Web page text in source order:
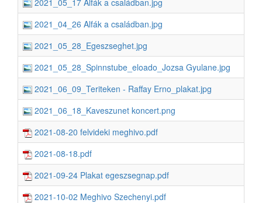
2021_05_17 Alfák a családban.jpg
2021_04_26 Alfák a családban.jpg
2021_05_28_Egeszseghet.jpg
2021_05_28_Spinnstube_eloado_Jozsa Gyulane.jpg
2021_06_09_Teriteken - Raffay Erno_plakat.jpg
2021_06_18_Kaveszunet koncert.png
2021-08-20 felvideki meghivo.pdf
2021-08-18.pdf
2021-09-24 Plakat egeszsegnap.pdf
2021-10-02 Meghivo Szechenyi.pdf